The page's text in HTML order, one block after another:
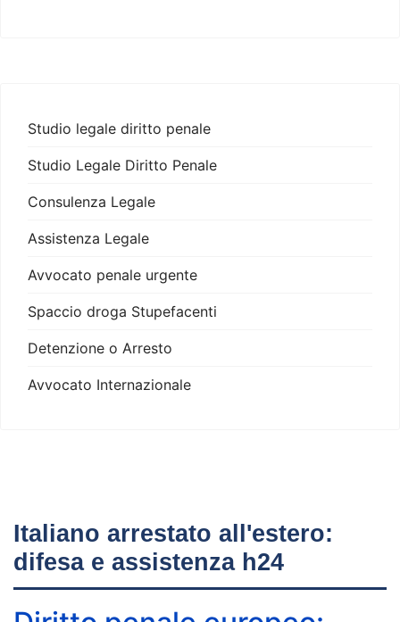
Studio legale diritto penale
Studio Legale Diritto Penale
Consulenza Legale
Assistenza Legale
Avvocato penale urgente
Spaccio droga Stupefacenti
Detenzione o Arresto
Avvocato Internazionale
Italiano arrestato all'estero:
difesa e assistenza h24